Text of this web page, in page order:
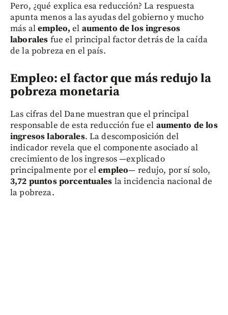
Pero, ¿qué explica esa reducción? La respuesta
apunta menos a las ayudas del gobierno y mucho
más alempleo, el aumento de los ingresos
laborales fue el principal factor detrás de la caída
de la pobreza en el país.
Empleo: el factor que más redujo la
pobreza monetaria
Las cifras del Dane muestran que el principal
responsable de esta reducción fue el aumento de los
ingresos laborales. La descomposición del
indicador revela que el componente asociado al
crecimiento de los ingresos —explicado
principalmente por elempleo— redujo, por sí solo,
3,72 puntos porcentuales la incidencia nacional de
la pobreza.